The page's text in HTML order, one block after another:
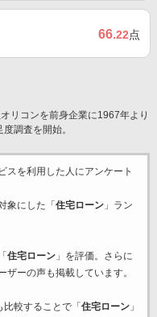
66.22点
リコンを前身企業に1967年より
調査を開始。
スを利用した 人にアンケート
象にした「 住宅ローン」ラン
住宅ローン」を評価。さらに
ーの声も掲載しています。
較することで「 住宅ローン」